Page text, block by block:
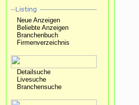
Neue Anzeigen
Beliebte Anzeigen
Branchenbuch
Firmenverzeichnis
Detailsuche
Livesuche
Branchensuche